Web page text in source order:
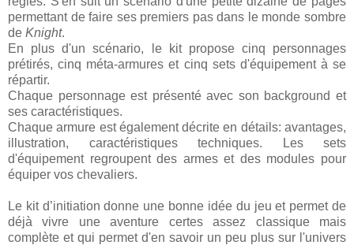
permettant de faire ses premiers pas dans le monde sombre
de Knight.
En plus d'un scénario, le kit propose cinq personnages
prétirés, cinq méta-armures et cinq sets d'équipement à se
répartir.
Chaque personnage est présenté avec son background et
ses caractéristiques.
Chaque armure est également décrite en détails: avantages,
illustration, caractéristiques techniques. Les sets
d'équipement regroupent des armes et des modules pour
équiper vos chevaliers.
Le kit d’initiation donne une bonne idée du jeu et permet de
déjà vivre une aventure certes assez classique mais
complète et qui permet d'en savoir un peu plus sur l'univers